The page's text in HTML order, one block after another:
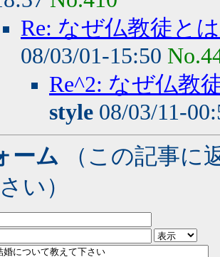
Re: なぜ仏教徒と
08/03/01-15:50
Re^2: なぜ仏教
style 08/03/11-
ーム （この記事に
い）